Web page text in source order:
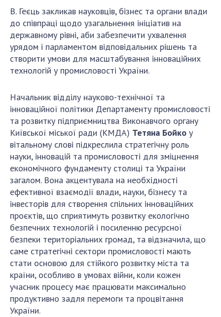
НОВИНИ
ЗАСІДАННЯ ПРЕЗИДІЇ НАН УКРАЇНИ
НАУКОВІ ВИДАННЯ
МЕДІА ПРО НАС
КОНТАКТИ
ПРОФСПІЛКА НАН УКРАЇНИ
КАБІНЕТ
В. Геєць закликав науковців, бізнес та органи влади
до співпраці щодо узагальнення ініціатив на
державному рівні, аби забезпечити ухвалення
урядом і парламентом відповідальних рішень та
створити умови для масштабування інноваційних
технологій у промисловості України.
Начальник відділу науково-технічної та
інноваційної політики Департаменту промисловості
та розвитку підприємництва Виконавчого органу
Київської міської ради (КМДА) Тетяна Бойко у
вітальному слові підкреслила стратегічну роль
науки, інновацій та промисловості для зміцнення
економічного фундаменту столиці та України
загалом. Вона акцентувала на необхідності
ефективної взаємодії влади, науки, бізнесу та
інвесторів для створення спільних інноваційних
проєктів, що сприятимуть розвитку екологічно
безпечних технологій і посиленню ресурсної
безпеки територіальних громад, та відзначила, що
саме стратегічні сектори промисловості мають
стати основою для стійкого розвитку міста та
країни, особливо в умовах війни, коли кожен
учасник процесу має працювати максимально
продуктивно задля перемоги та процвітання
України.